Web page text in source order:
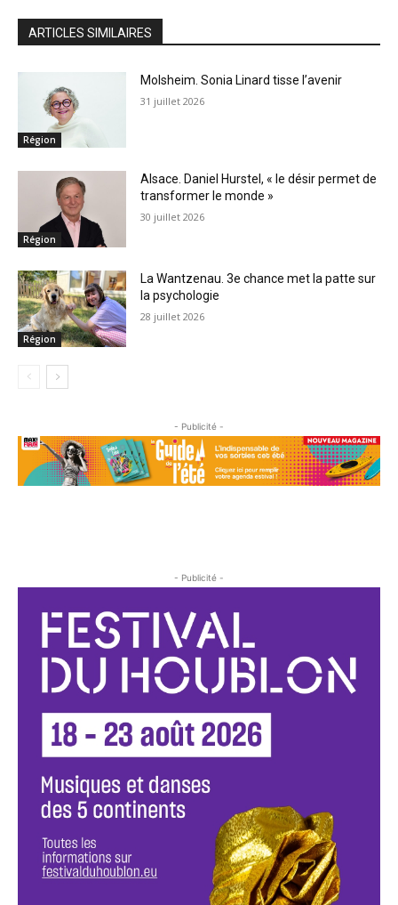
ARTICLES SIMILAIRES
Région
Molsheim. Sonia Linard tisse l’avenir
31 juillet 2026
Région
Alsace. Daniel Hurstel, « le désir permet de
transformer le monde »
30 juillet 2026
Région
La Wantzenau. 3e chance met la patte sur
la psychologie
28 juillet 2026
- Publicité -
- Publicité -